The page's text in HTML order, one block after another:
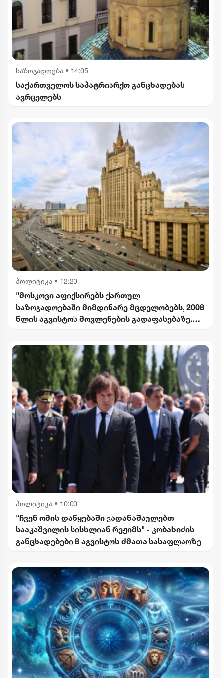
საზოგადოება • 14:05
საქართველოს საპატრიარქო განცხადებას
ავრცელებს
პოლიტიკა • 12:20
"მოსკოვი აფიქსირებს ქართულ
საზოგადოებაში მიმდინარე მცდელობებს, 2008
წლის აგვისტოს მოვლენების გადაფასებაზე.
განცხადებებს შერიგების აუცილებლობაზე" -
რუსეთის საგარეო უწყება
პოლიტიკა • 10:00
"ჩვენ ომის დაწყებაში ვადანაშაულებთ
სააკაშვილის სისხლიან რეჟიმს" - კობახიძის
განცხადებები 8 აგვისტოს ძმათა სასაფლაოზე